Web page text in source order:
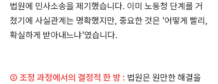
법원에 민사소송을 제기했습니다. 이미 노동청 단계를 거
쳤기에 사실관계는 명확했지만, 중요한 것은 '어떻게 빨리,
확실하게 받아내느냐'였습니다.
② 조정 과정에서의 결정적 한 방 : 법원은 원만한 해결을